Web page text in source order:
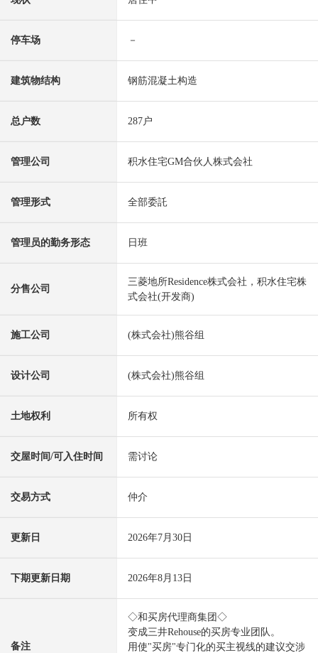
停车场 －
建筑物结构 钢筋混凝土构造
总户数 287户
管理公司 积水住宅GM合伙人株式会社
管理形式 全部委託
管理员的勤务形态 日班
分售公司
三菱地所Residence株式会社，积水住宅株
式会社(开发商)
施工公司 (株式会社)熊谷组
设计公司 (株式会社)熊谷组
土地权利 所有权
交屋时间/可入住时间 需讨论
交易方式 仲介
更新日 2026年7月30日
下期更新日期 2026年8月13日
备注
◇和买房代理商集团◇
变成三井Rehouse的买房专业团队。
用使"买房"专门化的买主视线的建议交涉